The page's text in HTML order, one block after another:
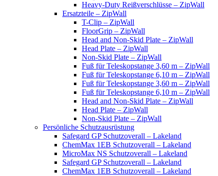
Heavy-Duty Reißverschlüsse – ZipWall
Ersatzteile – ZipWall
T-Clip – ZipWall
FloorGrip – ZipWall
Head and Non-Skid Plate – ZipWall
Head Plate – ZipWall
Non-Skid Plate – ZipWall
Fuß für Teleskopstange 3,60 m – ZipWall
Fuß für Teleskopstange 6,10 m – ZipWall
Fuß für Teleskopstange 3,60 m – ZipWall
Fuß für Teleskopstange 6,10 m – ZipWall
Head and Non-Skid Plate – ZipWall
Head Plate – ZipWall
Non-Skid Plate – ZipWall
Persönliche Schutzausrüstung
Safegard GP Schutzoverall – Lakeland
ChemMax 1EB Schutzoverall – Lakeland
MicroMax NS Schutzoverall – Lakeland
Safegard GP Schutzoverall – Lakeland
ChemMax 1EB Schutzoverall – Lakeland